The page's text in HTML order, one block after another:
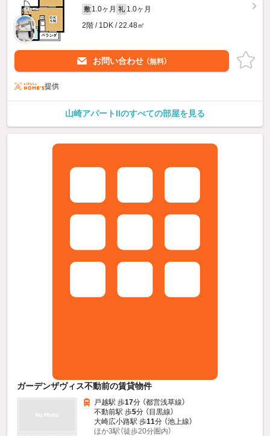
敷 1.0ヶ月 礼 1.0ヶ月
2階 / 1DK / 22.48㎡
お問い合わせ （無料）
提供
山崎アパートIIのすべての部屋を見る
ガーデンザヴィス不動前の賃貸物件
戸越駅 歩17分 （都営浅草線）
不動前駅 歩5分 （目黒線）
大崎広小路駅 歩11分 （池上線）
ほか3駅（徒歩20分圏内）